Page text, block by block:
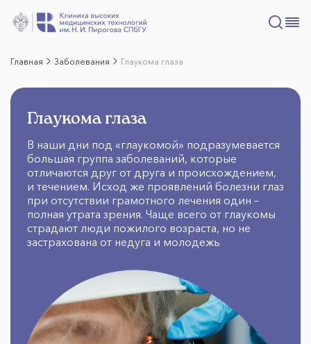
Главная Заболевания Глаукома глаза
Глаукома глаза
В наши дни под «глаукомой» подразумевается
большая группа заболеваний, которые
отличаются друг от друга и происхождением,
и течением. Исход же проявлений болезни глаз
при отсутствии грамотного лечения один –
полная утрата зрения. Чаще всего от глаукомы
страдают люди пожилого возраста, но не
застрахована от недуга и молодежь